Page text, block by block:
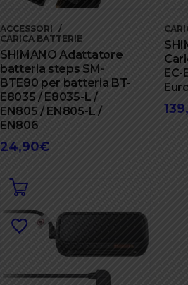
ACCESSORI
CARICA BATTERIE
SHIMANO Adattatore
batteria steps SM-
BTE80 per batteria BT-
E8035 / E8035-L /
EN805 / EN805-L /
EN806
24,90€